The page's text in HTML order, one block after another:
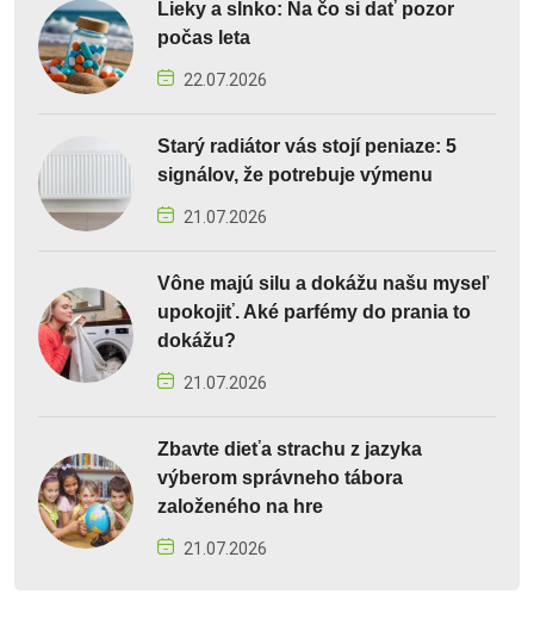
Lieky a slnko: Na čo si dať pozor
počas leta
22.07.2026
Starý radiátor vás stojí peniaze: 5
signálov, že potrebuje výmenu
21.07.2026
Vône majú silu a dokážu našu myseľ
upokojiť. Aké parfémy do prania to
dokážu?
21.07.2026
Zbavte dieťa strachu z jazyka
výberom správneho tábora
založeného na hre
21.07.2026